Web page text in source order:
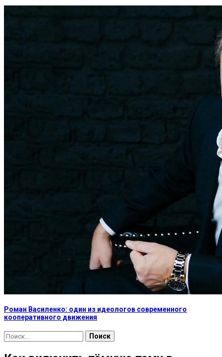
Роман Василенко: один из идеологов современного
кооперативного движения
Найти: